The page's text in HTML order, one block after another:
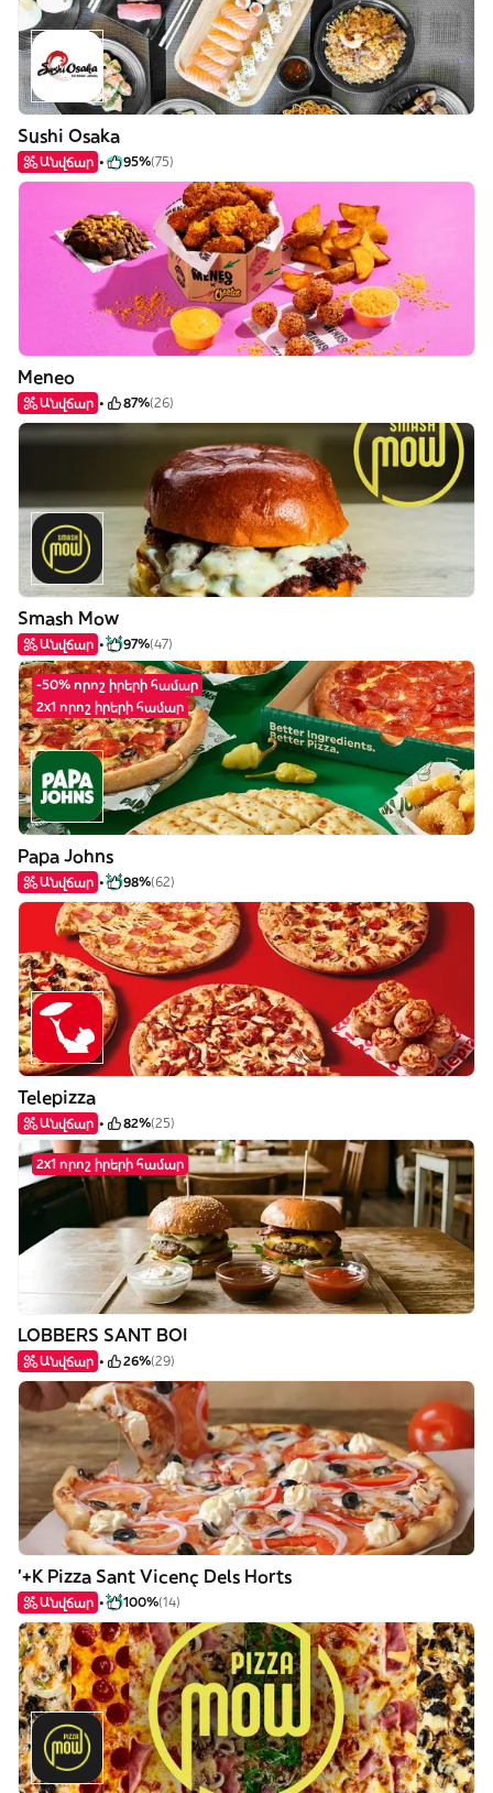
Sushi Osaka
Անվճար 95%(75)
Meneo
Անվճար 87%(26)
Smash Mow
Անվճար 97%(47)
-50% որոշ իրերի համար
2x1 որոշ իրերի համար
Papa Johns
Անվճար 98%(62)
Telepizza
Անվճար 82%(25)
2x1 որոշ իրերի համար
LOBBERS SANT BOI
Անվճար 26%(29)
'+K Pizza Sant Vicenç Dels Horts
Անվճար 100%(14)